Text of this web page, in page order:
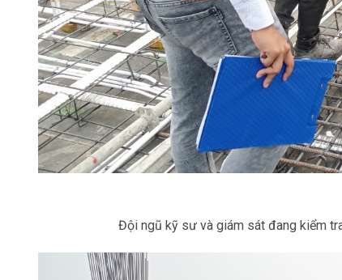
Đội ngũ kỹ sư và giám sát đang kiểm